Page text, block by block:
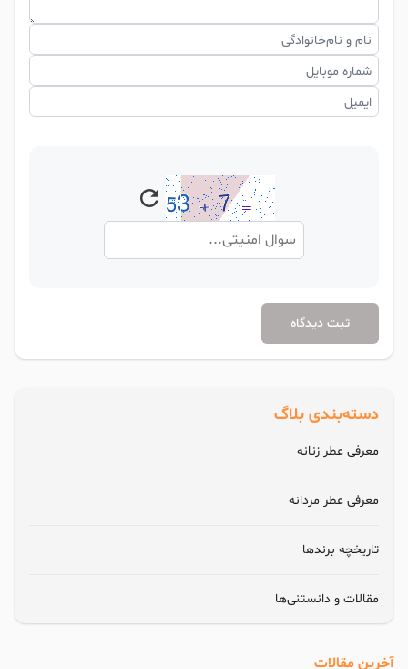
دسته‌بندی بلاگ
معرفی عطر زنانه
معرفی عطر مردانه
تاریخچه برندها
مقالات و دانستنی‌ها
آخرین مقالات
نام و نام‌خانوادگی
شماره موبایل
ایمیل
ثبت دیدگاه